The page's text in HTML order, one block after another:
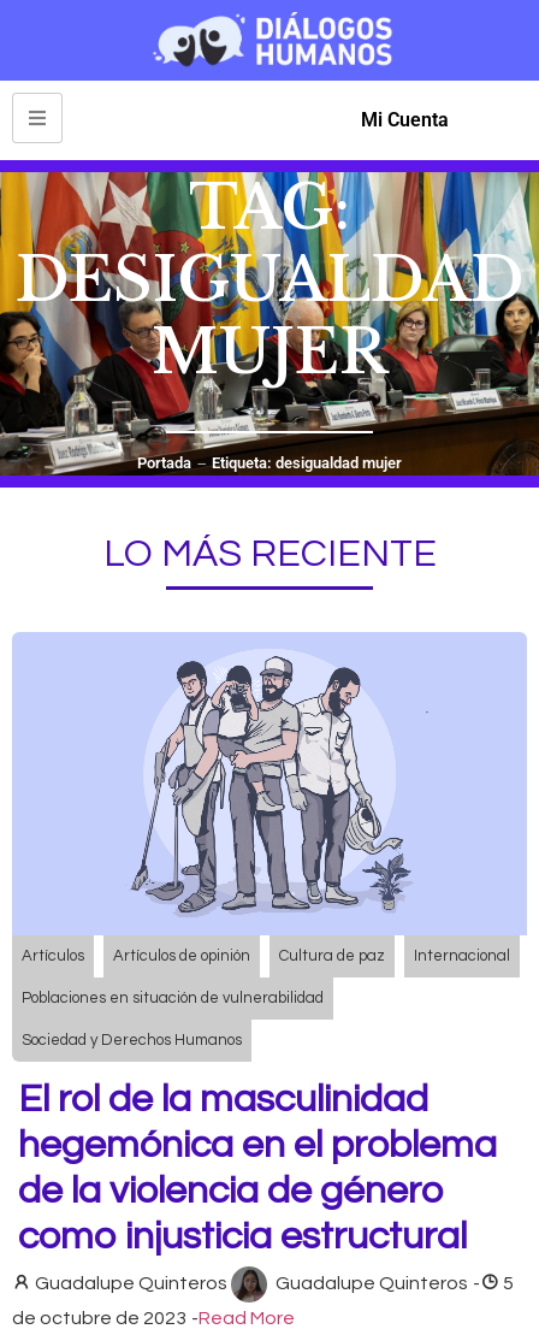
Mi Cuenta
TAG:
DESIGUALDAD
MUJER
Portada Etiqueta: desigualdad mujer
LO MÁS RECIENTE
Artículos Artículos de opinión Cultura de paz Internacional
Poblaciones en situación de vulnerabilidad
Sociedad y Derechos Humanos
El rol de la masculinidad
hegemónica en el problema
de la violencia de género
como injusticia estructural
Guadalupe Quinteros Guadalupe Quinteros -
5
de octubre de 2023 -Read More